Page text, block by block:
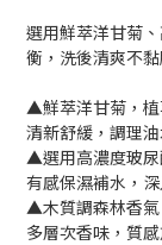
選用鮮萃洋甘菊
衡，洗後清爽不
▲鮮萃洋甘菊，植
清新舒緩，調理
▲選用高濃度玻
有感保濕補水，
▲木質調森林香氣
多層次香味，質